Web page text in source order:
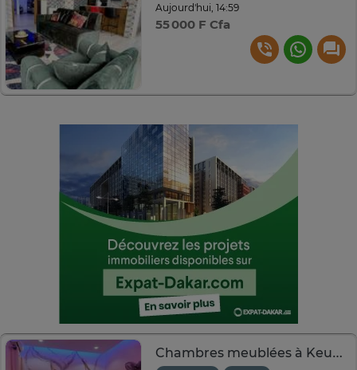
Aujourd'hui, 14:59
55 000 F Cfa
Chambres meublées à Keur Massar